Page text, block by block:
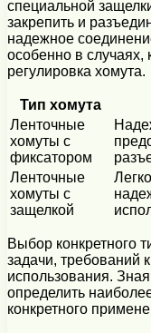
специальной
закрепить и
надежное
особенно в случаях,
регулировка хомута.
Тип хомута
Ленточные
хомуты с
фиксатором
Ленточные
хомуты с
защелкой
Выбор конкретного
задачи, требований
использования.
определить
конкретного